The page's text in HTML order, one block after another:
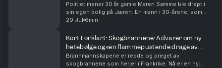
Politiet mener 30 år gamle Maren Sømme ble drept i
sin egen bolig på Jæren. En mann i 30-årene, som
også var Sømmes kjæreste og samboer, er siktet for
29 Jul 6min
Kort Forklart: Skogbrannene: Advarer om ny
hetebølge og «en flammepustende drage av
skyer».
Brannmannskapene er redde og preget av
skogbrannene som herjer i Frankrike. Nå er en ny